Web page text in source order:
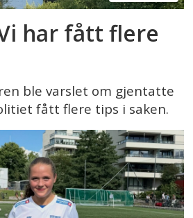
har fått flere
ble varslet om gjentatte
fått flere tips i saken.